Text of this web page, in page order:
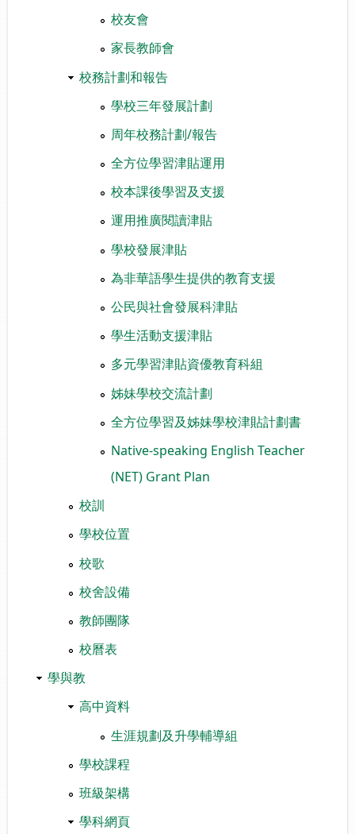
校友會
家長教師會
校務計劃和報告
學校三年發展計劃
周年校務計劃/報告
全方位學習津貼運用
校本課後學習及支援
運用推廣閱讀津貼
學校發展津貼
為非華語學生提供的教育支援
公民與社會發展科津貼
學生活動支援津貼
多元學習津貼資優教育科組
姊妹學校交流計劃
全方位學習及姊妹學校津貼計劃書
Native-speaking English Teacher
(NET) Grant Plan
校訓
學校位置
校歌
校舍設備
教師團隊
校曆表
學與教
高中資料
生涯規劃及升學輔導組
學校課程
班級架構
學科網頁